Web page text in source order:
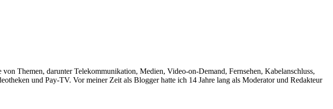
Themen, darunter Telekommunikation, Medien, Video-on-Demand, Fernsehen, Kabelanschluss,
und Pay-TV. Vor meiner Zeit als Blogger hatte ich 14 Jahre lang als Moderator und Redakteur